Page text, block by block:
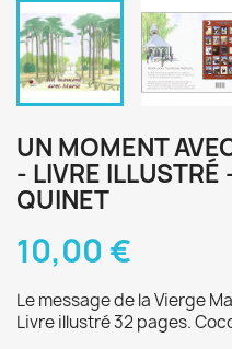
UN MOMENT
- LIVRE ILLUSTRÉ
QUINET
10,00 €
Le message de la Vierge
Livre illustré 32 pages.